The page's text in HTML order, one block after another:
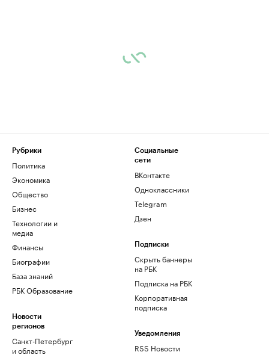
Рубрики
Политика
Экономика
Общество
Бизнес
Технологии и
медиа
Финансы
Биографии
База знаний
РБК Образование
Новости
регионов
Санкт-Петербург
и область
Социальные
сети
ВКонтакте
Одноклассники
Telegram
Дзен
Подписки
Скрыть баннеры
на РБК
Подписка на РБК
Корпоративная
подписка
Уведомления
RSS Новости